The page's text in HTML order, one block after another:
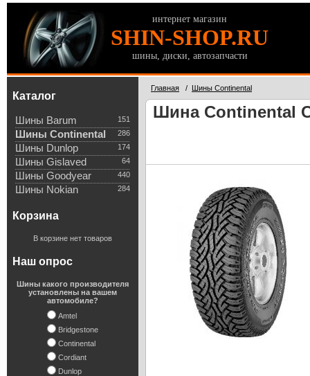
интернет магазин
SHIN-SHOP.RU
шины, диски, автозапчасти
Каталог
151
Шины Barum
286
Шины Continental
174
Шины Dunlop
64
Шины Gislaved
440
Шины Goodyear
284
Шины Nokian
Корзина
В корзине нет товаров
Наш опрос
Шины какого производителя
установлены на вашем
автомобиле?
Amtel
Bridgestone
Continental
Cordiant
Dunlop
Главная / Шины Continental
Шина Continental